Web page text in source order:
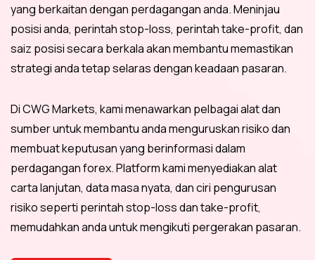
yang berkaitan dengan perdagangan anda. Meninjau
posisi anda, perintah stop-loss, perintah take-profit, dan
saiz posisi secara berkala akan membantu memastikan
strategi anda tetap selaras dengan keadaan pasaran.
Di CWG Markets, kami menawarkan pelbagai alat dan
sumber untuk membantu anda menguruskan risiko dan
membuat keputusan yang berinformasi dalam
perdagangan forex. Platform kami menyediakan alat
carta lanjutan, data masa nyata, dan ciri pengurusan
risiko seperti perintah stop-loss dan take-profit,
memudahkan anda untuk mengikuti pergerakan pasaran.